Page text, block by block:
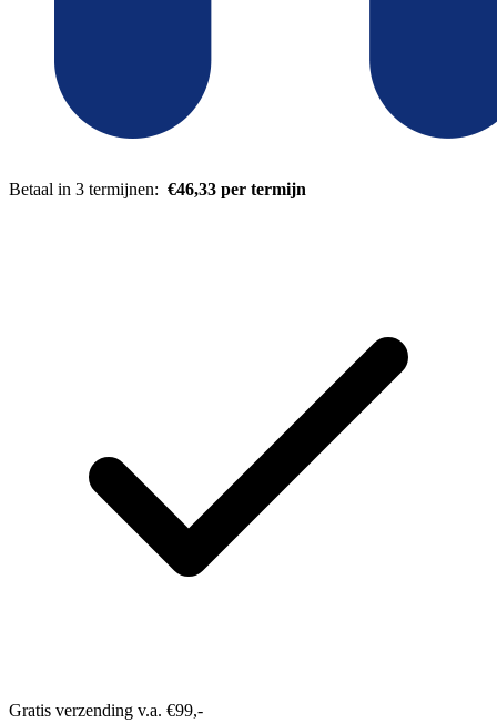
Betaal in 3 termijnen: €46,33 per termijn
Gratis verzending v.a. €99,-